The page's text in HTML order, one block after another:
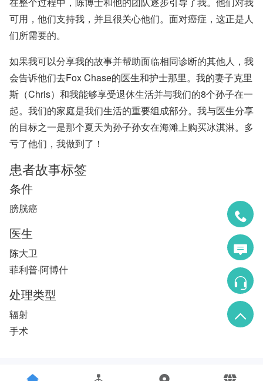
可用，他们支持我，并且很关心他们。面对癌症，这正是人
们所需要的。
如果我可以分享我的故事并帮助面临相同诊断的其他人，我
会告诉他们去Fox Chase的医生和护士那里。我的妻子克里
斯（Chris）和我能够享受退休生活并与我们的8个孙子在一
起。我们的家庭是我们生活的重要组成部分。我与医生分享
的目标之一是那个夏天为孙子孙女在海滩上购买冰淇淋。多
亏了他们，我做到了！
患者故事标签
条件
膀胱癌
医生
陈大卫
菲利普·阿博什
处理类型
辐射
手术